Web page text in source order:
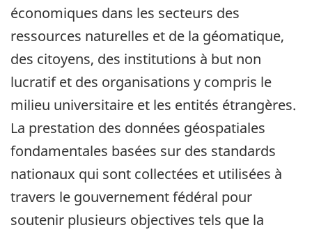
économiques dans les secteurs des
ressources naturelles et de la géomatique,
des citoyens, des institutions à but non
lucratif et des organisations y compris le
milieu universitaire et les entités étrangères.
La prestation des données géospatiales
fondamentales basées sur des standards
nationaux qui sont collectées et utilisées à
travers le gouvernement fédéral pour
soutenir plusieurs objectives tels que la